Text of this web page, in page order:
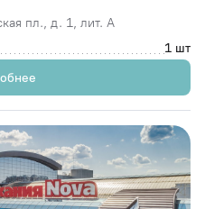
пл., д. 1, лит. А
1 шт